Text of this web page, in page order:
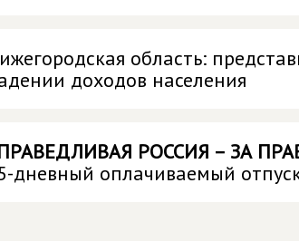
область:
доходов населения
РОССИЯ – ЗА
дневный оплачиваемый